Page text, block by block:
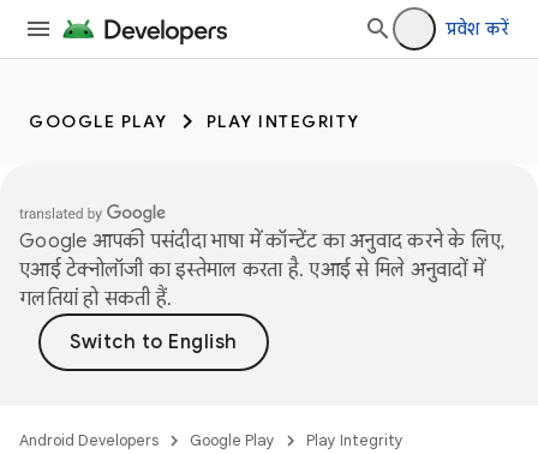
प्रवेश करें
GOOGLE PLAY PLAY INTEGRITY
Google आपकी पसंदीदा भाषा में कॉन्टेंट का अनुवाद करने के लिए,
एआई टेक्नोलॉजी का इस्तेमाल करता है. एआई से मिले अनुवादों में
गलतियां हो सकती हैं.
Android Developers Google Play Play Integrity